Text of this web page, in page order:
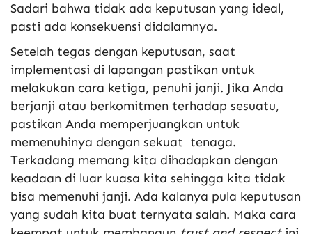
Sadari bahwa tidak ada keputusan yang ideal,
pasti ada konsekuensi didalamnya.
Setelah tegas dengan keputusan, saat
implementasi di lapangan pastikan untuk
melakukan cara ketiga, penuhi janji. Jika Anda
berjanji atau berkomitmen terhadap sesuatu,
pastikan Anda memperjuangkan untuk
memenuhinya dengan sekuat tenaga.
Terkadang memang kita dihadapkan dengan
keadaan di luar kuasa kita sehingga kita tidak
bisa memenuhi janji. Ada kalanya pula keputusan
yang sudah kita buat ternyata salah. Maka cara